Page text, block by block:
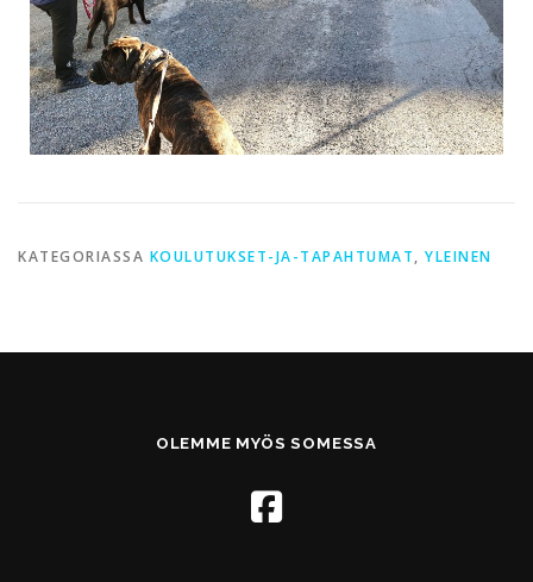
KATEGORIASSA KOULUTUKSET-JA-TAPAHTUMAT, YLEINEN
OLEMME MYÖS SOMESSA